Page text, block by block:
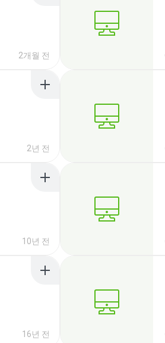
2개월 전
2년 전
10년 전
16년 전